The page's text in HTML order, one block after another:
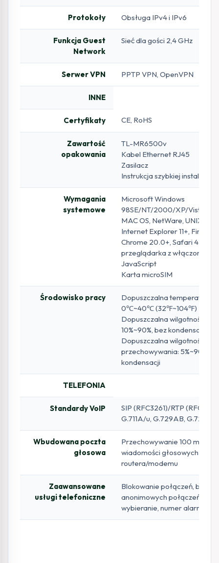
Protokoły Obsługa IPv4 i IPv6
Funkcja Guest
Network
Sieć dla gości 2,4 GHz
Serwer VPN PPTP VPN, OpenVPN
INNE
Certyfikaty CE, RoHS
Zawartość
opakowania
TL-MR6500v
Kabel Ethernet RJ45
Zasilacz
Instrukcja szybkiej instalacji
Wymagania
systemowe
Microsoft Windows
98SE/NT/2000/XP/Vista™/
MAC OS, NetWare, UNIX lub
Internet Explorer 11+, Firefox
Chrome 20.0+, Safari 4.0+
przeglądarka z włączoną
JavaScript
Karta microSIM
Środowisko pracy
Dopuszczalna temperatura
0℃~40℃ (32℉~104℉)
Dopuszczalna wilgotność
10%~90%, bez kondensacji
Dopuszczalna wilgotność
przechowywania: 5%~90%,
kondensacji
TELEFONIA
Standardy VoIP
SIP (RFC3261)/RTP
G.711A/u, G.729AB, G.726
Wbudowana poczta
głosowa
Przechowywanie 100 minut
wiadomości głosowych w
routera/modemu
Zaawansowane
usługi telefoniczne
Blokowanie połączeń,
anonimowych połączeń,
wybieranie, numer alarmowy